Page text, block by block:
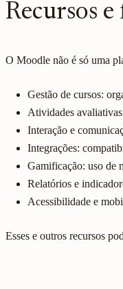
Recursos
O Moodle não é só uma
Gestão de cursos:
Atividades
Interação e
Integrações:
Gamificação: uso de
Relatórios e
Acessibilidade e
Esses e outros recursos